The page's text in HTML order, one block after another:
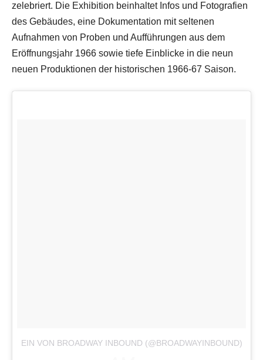
zelebriert. Die Exhibition beinhaltet Infos und Fotografien
des Gebäudes, eine Dokumentation mit seltenen
Aufnahmen von Proben und Aufführungen aus dem
Eröffnungsjahr 1966 sowie tiefe Einblicke in die neun
neuen Produktionen der historischen 1966-67 Saison.
EIN VON BROADWAY INBOUND (@BROADWAYINBOUND)